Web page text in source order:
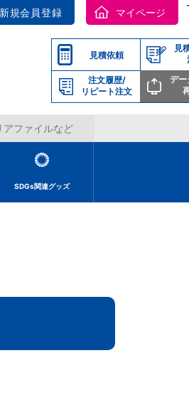
新規会員登録 マイページ
見積依頼
見
注文履歴/
リピート注文
デー
SDGs関連グッズ